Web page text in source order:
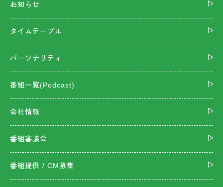
お知らせ
タイムテーブル
パーソナリティ
番組一覧(Podcast)
会社情報
番組審議会
番組提供 / CM募集